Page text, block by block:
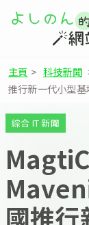
主頁 > 科技新聞
推行新一代小型
綜合 IT 新聞
國推行